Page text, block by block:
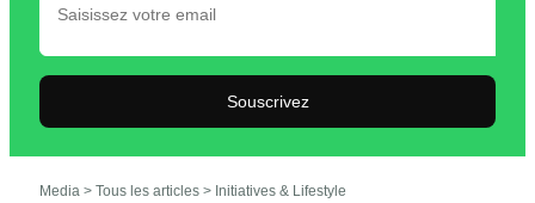
Souscrivez
Media > Tous les articles > Initiatives & Lifestyle